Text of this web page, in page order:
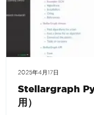
2025年4月17日
Stellargraph
用）